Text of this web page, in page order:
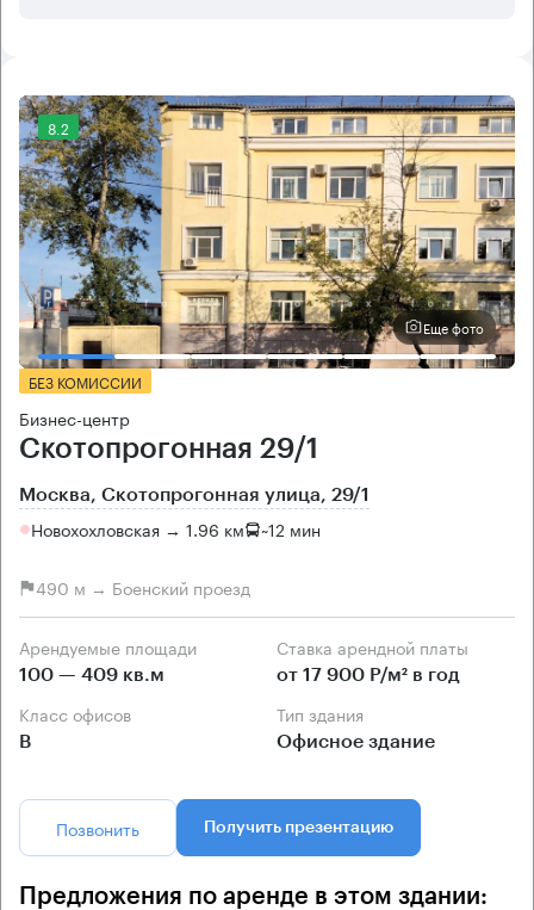
8.2
Еще фото
БЕЗ КОМИССИИ
Бизнес-центр
Скотопрогонная 29/1
Москва, Скотопрогонная улица, 29/1
Новохохловская → 1.96 км ~12 мин
490 м → Боенский проезд
Арендуемые площади
100 — 409 кв.м
Ставка арендной платы
от 17 900 Р/м² в год
Класс офисов
B
Тип здания
Офисное здание
Позвонить Получить презентацию
Предложения по аренде в этом здании: